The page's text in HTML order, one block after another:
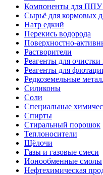
Компоненты для ППУ
Сырьё для кормовых
Натр едкий
Перекись водорода
Поверхностно-
Растворители
Реагенты для
Реагенты для
Редкоземельные
Силиконы
Соли
Специальные
Спирты
Стиральный порошок
Теплоносители
Щёлочи
Газы и газовые смеси
Ионообменные смолы
Нефтехимическая